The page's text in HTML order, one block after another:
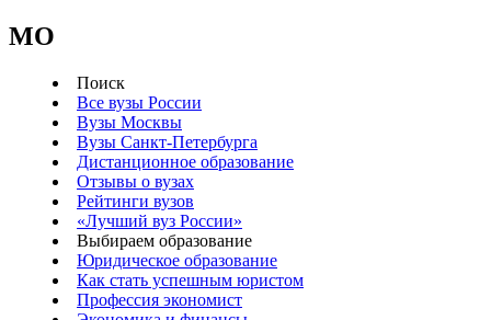
MO
Поиск
Все вузы России
Вузы Москвы
Вузы Санкт-Петербурга
Дистанционное образование
Отзывы о вузах
Рейтинги вузов
«Лучший вуз России»
Выбираем образование
Юридическое образование
Как стать успешным юристом
Профессия экономист